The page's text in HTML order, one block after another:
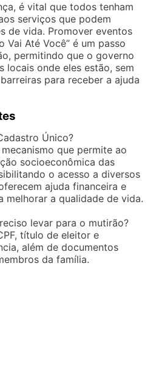
é vital que todos tenham
serviços que podem
de vida. Promover eventos
Vai Até Você” é um passo
permitindo que o governo
locais onde eles estão, sem
para receber a ajuda
Único?
que permite ao
socioeconômica das
o acesso a diversos
ajuda financeira e
melhorar a qualidade de vida.
levar para o mutirão?
título de eleitor e
além de documentos
da família.